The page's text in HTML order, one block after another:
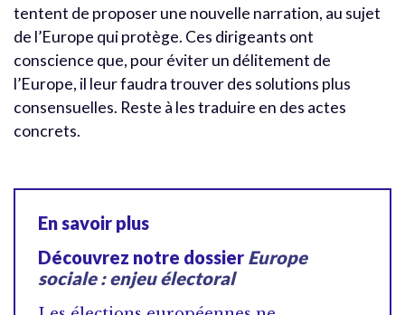
tentent de proposer une nouvelle narration, au sujet
de l’Europe qui protège. Ces dirigeants ont
conscience que, pour éviter un délitement de
l’Europe, il leur faudra trouver des solutions plus
consensuelles. Reste à les traduire en des actes
concrets.
En savoir plus
Découvrez notre dossier Europe
sociale : enjeu électoral